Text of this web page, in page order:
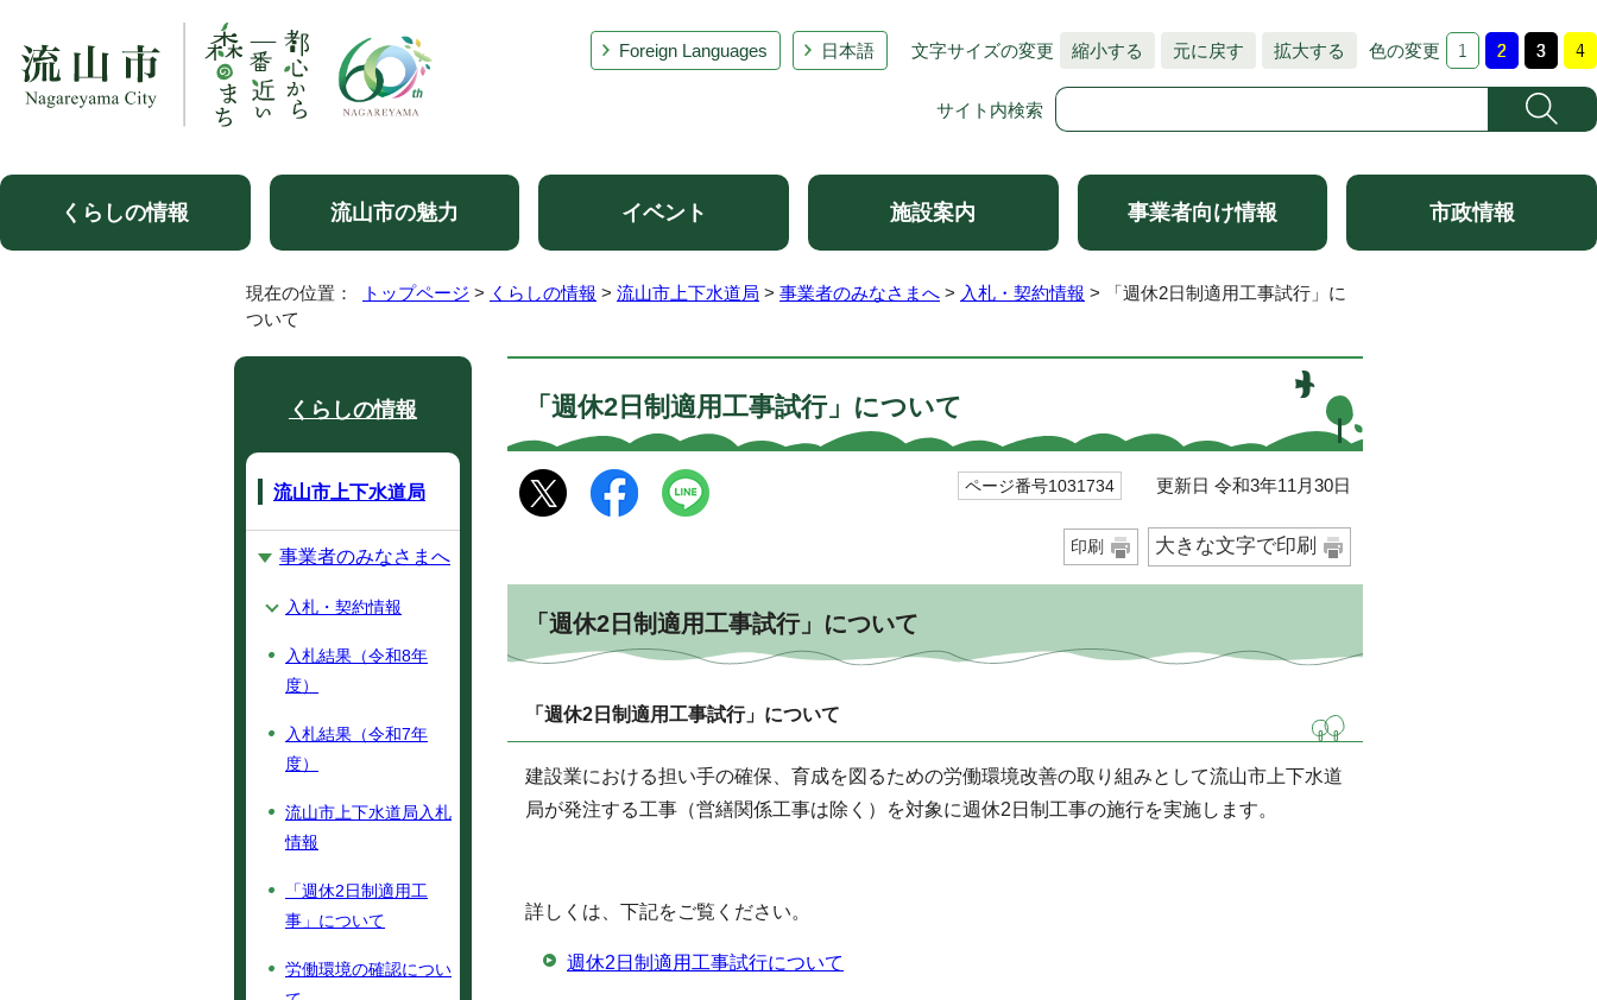
Foreign Languages 日本語 文字サイズの変更 縮小する 元に戻す 拡大する 色の変更
サイト内検索
くらしの情報 流山市の魅力 イベント 施設案内 事業者向け情報 市政情報
現在の位置： トップページ > くらしの情報 > 流山市上下水道局 > 事業者のみなさまへ > 入札・契約情報 > 「週休2日制適用工事試行」に
ついて
「週休2日制適用工事試行」について
ページ番号1031734 更新日 令和3年11月30日
印刷 大きな文字で印刷
「週休2日制適用工事試行」について
「週休2日制適用工事試行」について
建設業における担い手の確保、育成を図るための労働環境改善の取り組みとして流山市上下水道
局が発注する工事（営繕関係工事は除く）を対象に週休2日制工事の施行を実施します。
詳しくは、下記をご覧ください。
週休2日制適用工事試行について
くらしの情報
流山市上下水道局
事業者のみなさまへ
入札・契約情報
入札結果（令和8年
度）
入札結果（令和7年
度）
流山市上下水道局入札
情報
「週休2日制適用工
事」について
労働環境の確認につい